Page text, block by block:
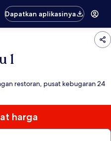
Dapatkan aplikasinya
1
restoran, pusat kebugaran 24
harga